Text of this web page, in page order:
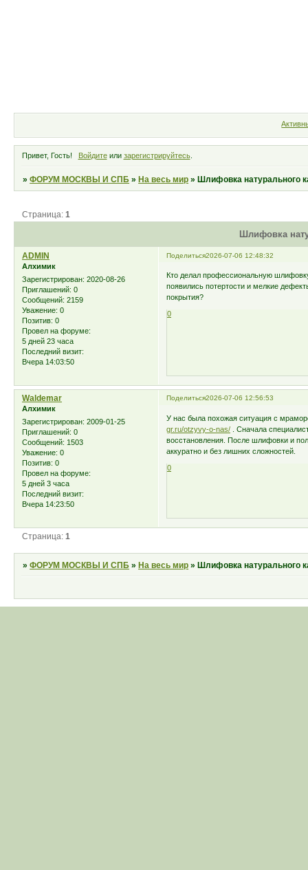
Привет, Гость! Войдитеили зарегистрируйтесь.
»ФОРУМ МОСКВЫ И СПБ »На весь мир »Шлифовка натурального
Шлифовка
Страница:1
Поделиться2026-07-06 12:48:32
ADMIN
Алхимик
Зарегистрирован: 2020-08-26
Приглашений: 0
Сообщений: 2159
Уважение: 0
Позитив: 0
Провел на форуме:
5 дней 23 часа
Последний визит:
Вчера 14:03:50
Кто делал профессиональную
появились потертости и мелкие
покрытия?
0
Поделиться2026-07-06 12:56:53
Waldemar
Алхимик
Зарегистрирован: 2009-01-25
Приглашений: 0
Сообщений: 1503
Уважение: 0
Позитив: 0
Провел на форуме:
5 дней 3 часа
Последний визит:
Вчера 14:23:50
У нас была похожая ситуация с
gr.ru/otzyvy-o-nas/ . Сначала
восстановления. После шлифовки и
аккуратно и без лишних сложностей.
0
Страница:1
»ФОРУМ МОСКВЫ И СПБ » На весь мир » Шлифовка натурального